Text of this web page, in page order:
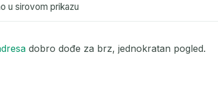
u sirovom prikazu
dobro dođe za brz, jednokratan pogled.